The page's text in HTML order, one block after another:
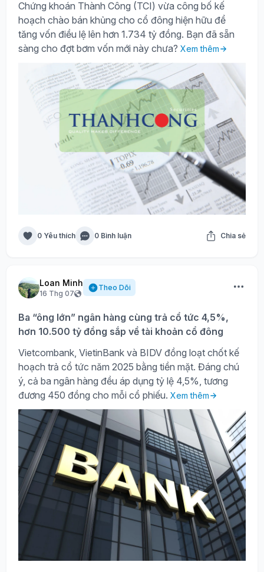
Chứng khoán Thành Công (TCI) vừa công bố kế
hoạch chào bán khủng cho cổ đông hiện hữu để
tăng vốn điều lệ lên hơn 1.734 tỷ đồng. Bạn đã sẵn
sàng cho đợt bơm vốn mới này chưa? Xem thêm
0 Yêu thích 0 Bình luận Chia sẻ
Loan Minh
16 Thg 07
Theo Dõi
Ba “ông lớn” ngân hàng cùng trả cổ tức 4,5%,
hơn 10.500 tỷ đồng sắp về tài khoản cổ đông
Vietcombank, VietinBank và BIDV đồng loạt chốt kế
hoạch trả cổ tức năm 2025 bằng tiền mặt. Đáng chú
ý, cả ba ngân hàng đều áp dụng tỷ lệ 4,5%, tương
đương 450 đồng cho mỗi cổ phiếu. Xem thêm